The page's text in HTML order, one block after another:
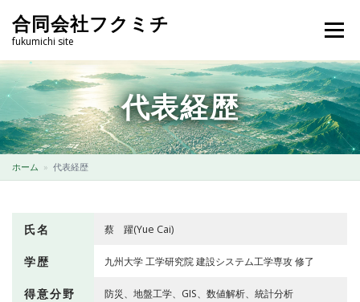
ツ
へ
キ
ッ
プ
合同会社フクミチ
fukumichi site
メニュー
トップ 会社案内 事業内容 実績紹介
採用情報 スタッフの声 個人情報保護方針
代表経歴
ホーム » 代表経歴
氏名 蔡 躍(Yue Cai)
学歴 九州大学 工学研究院 建設システム工学専攻 修了
得意分野 防災、地盤工学、GIS、数値解析、統計分析